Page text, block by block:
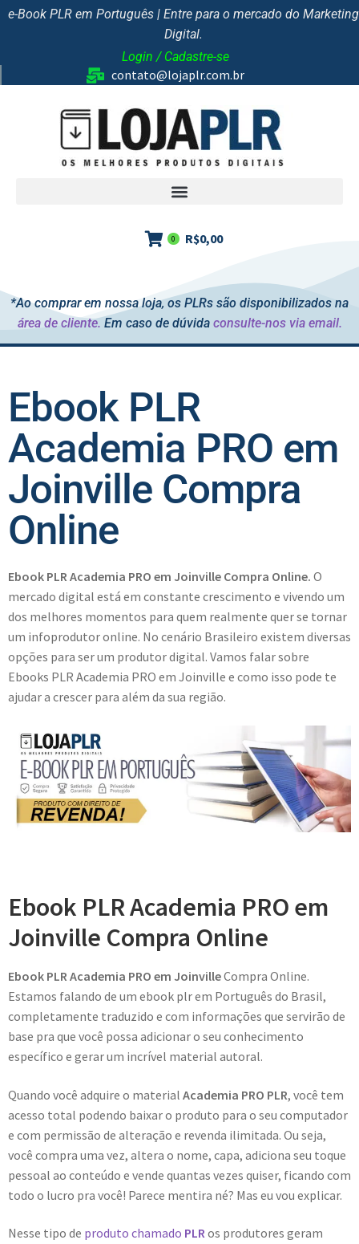
e-Book PLR em Português | Entre para o mercado do Marketing
Digital.
Login / Cadastre-se
contato@lojaplr.com.br
R$0,00
0
*Ao comprar em nossa loja, os PLRs são disponibilizados na
área de cliente. Em caso de dúvida consulte-nos via email.
Ebook PLR
Academia PRO em
Joinville Compra
Online
Ebook PLR Academia PRO em Joinville Compra Online. O
mercado digital está em constante crescimento e vivendo um
dos melhores momentos para quem realmente quer se tornar
um infoprodutor online. No cenário Brasileiro existem diversas
opções para ser um produtor digital. Vamos falar sobre
Ebooks PLR Academia PRO em Joinville e como isso pode te
ajudar a crescer para além da sua região.
Ebook PLR Academia PRO em
Joinville Compra Online
Ebook PLR Academia PRO em JoinvilleCompra Online.
Estamos falando de um ebook plr em Português do Brasil,
completamente traduzido e com informações que servirão de
base pra que você possa adicionar o seu conhecimento
específico e gerar um incrível material autoral.
Quando você adquire o material Academia PRO PLR, você tem
acesso total podendo baixar o produto para o seu computador
e com permissão de alteração e revenda ilimitada. Ou seja,
você compra uma vez, altera o nome, capa, adiciona seu toque
pessoal ao conteúdo e vende quantas vezes quiser, ficando com
todo o lucro pra você! Parece mentira né? Mas eu vou explicar.
Nesse tipo de produto chamado PLRos produtores geram